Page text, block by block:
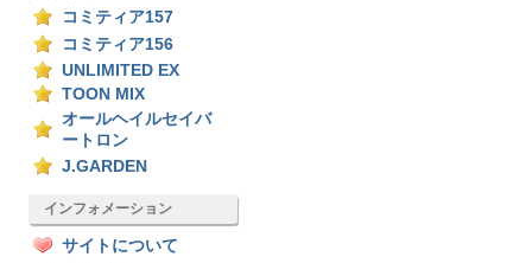
コミティア157
コミティア156
UNLIMITED EX
TOON MIX
オールヘイルセイバ
ートロン
J.GARDEN
インフォメーション
サイトについて